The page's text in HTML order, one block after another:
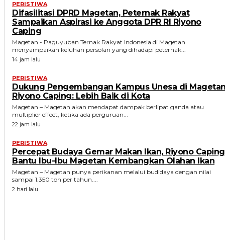
PERISTIWA
Difasilitasi DPRD Magetan, Peternak Rakyat
Sampaikan Aspirasi ke Anggota DPR RI Riyono
Caping
Magetan - Paguyuban Ternak Rakyat Indonesia di Magetan
menyampaikan keluhan persolan yang dihadapi peternak...
14 jam lalu
PERISTIWA
Dukung Pengembangan Kampus Unesa di
Riyono Caping: Lebih Baik di Kota
Magetan – Magetan akan mendapat dampak berlipat ganda atau
multiplier effect, ketika ada perguruan...
22 jam lalu
PERISTIWA
Percepat Budaya Gemar Makan Ikan, Riyono Caping
Bantu Ibu-Ibu Magetan Kembangkan Olahan Ikan
Magetan – Magetan punya perikanan melalui budidaya dengan nilai
sampai 1.350 ton per tahun....
2 hari lalu